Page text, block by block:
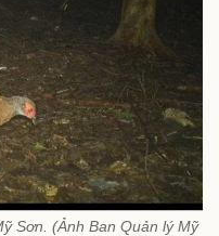
Sơn. (Ảnh Ban Quản lý Mỹ